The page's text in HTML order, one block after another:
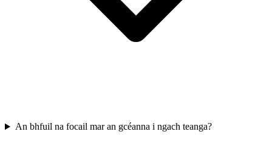
An bhfuil na focail mar an gcéanna i ngach teanga?